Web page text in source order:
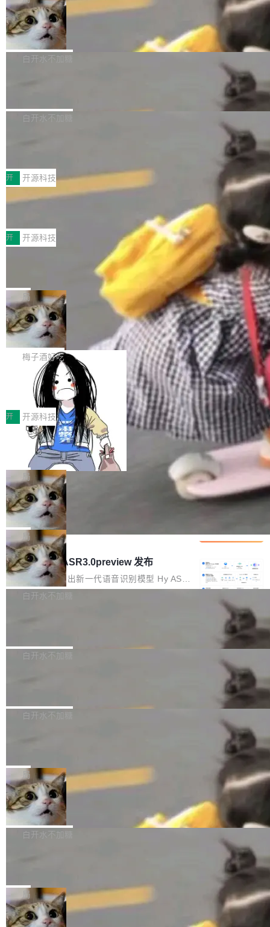
aDB 捕获 commit 之间的每一次操作，...
bet、微软以及 Meta 等传统科技巨头相比，Spa
ceXAI的资金消耗速度尤为引人瞩目。然而，支
撑庞大支出的资金来源却呈现出截然不同的面
貌。数据显示，微软和 Meta 主要依托充沛的经
1.2，驱动这个 agent 的新模型。一句话概括：
你可以用 curl -fsSL https://dev.meta.ai/install.
sh | bash 安装一个能在大项目里自动规划、写
代码、验证结果的 AI 终端工具。 据介绍，Muse
个主 agent 循环，外加一组后台 agent。这些后
美团开源 LoHoSearch，用知识图谱校
准 AI 能力认知
机器出题的前提，是让机器拥有全局视野。整个
构建流程可以分为四个环节：建图 → 控制难度
白开水不加糖
库，并将作为transport接入Mooncake TENT。
MPComm将作为一种传输引擎接入Mooncake T
ENT，实现零拷贝传输性能提升30%、非零拷贝
传输性能最高提升5倍。UCL-MPComm底层基
于自研UCL-Engine通信引擎，后续腾讯网平将
持续开源更多基于UCL-Engine的高性能通信组
件。 腾讯网平团队在UCL-MPComm中实现了一
个独立于业务线程的全局通信引擎（Engine），
白开水不加糖
型案例入选名单》，深信服“面向企业研发场景的
开源 AI 编程平台 CoStrict 应用”凭借卓越的技术
创新与落地成效成功入选。 全链路私有化部署，
助力企业AI研发安全落地 当前，越来越多企业已
经开始引入 AI Coding 工具，通过调用公有云模
型或企业内部部署模型提升研发效率。但随着 AI
Coding 从个人辅助工具逐步走向团队级、组织
级应用，企业在规模化落地过程中，对安全性、
可控性和代码质量提出了更高要求。 首先是数据
安全与合规要求。对于大多数普通研发场景，公
有云模型能够满足快速试用和效率提升的需求。
但对于金融、能源、医疗等对数据安全要求较...
开 开源科技
深信服AI算力网关入选工信部人工智能
前不久，工业和信息化部正式发布《2025年人工
智能应用典型案例名单》，集中展示人工智能在
各领域的应用成果，覆盖技术底座、行业赋能、
产品应用、支撑保障、专题等五大方向。深信服
AI算力网关（AI创新平台）成功入选！ 随着各行
各业的Agent走向规模化建设，算力构成形态逐
渐丰富，用户关注的重点也在发生变化：不只是
让AI用起来，还要进一步看清混合算力时代下，
Token花在哪里、算力是否被充分利用，以及持
续增长的AI成本该如何优化。 深信服AI算力网关
正是围绕这些实际问题，从Token治理和成本治
理两个方面，让用户的每一份算力都看得清、管
得住、用得稳、省得下、更安全！ 一、从现在开
始，Token使用一目...
开 开源科技
Jeff Dean 离开 Google：一个时代的结
束，一个实验室的开始
Google 员工编号 20。MapReduce 作者之一。
Bigtable 作者之一。TensorFlow 的作者之一。
Gemini 的架构师。Google 首席科学家。 Jeff D
ean 在 Google 工作了 27 年后，宣布离职。 他
不是一个人走。一同离开的还有 Sanjay Ghema
wat（Google 员工编号 23，Jeff Dean 二十多
年的编程搭档，MapReduce 和 Bigtable 的共同
作者）、Quoc Le（Google 大脑核心成员，Se
q2Seq 和 DocAI 的共同发明人）以及 Oriol Vin
yals（Gemini 联合负责人，AlphaSta...
局
🔥 SolonCode v2026.8.4 发布：界面
字体可调、22 种语言、记忆搜索增强
打开终端就能上岗的全中文编码智能体，这一轮
把「看得清、用母语、记得住」三件事一次补
齐。 SolonCode 是什么 SolonCode 是杭州无
耳科技研发的企业级终端编码智能体——一位全
中文驱动的数字员工，自主理解需求、规划步
骤、编写代码。不挑模型、不挑平台，curl 一行
装完即用。 开源地址：Gitee · GitCode · GitHu
b 安装 支持 Java 8+（8~26）、macOS / Linu
x / Windows / Harmony PC。 # macOS / Linu
x / Harmony PC curl -fsSL https://solon.noea
r.org/solon...
梅子酒好吃
让“代码语义理解”深度释放AI Coding
价值潜能：华为云码道（CodeArts）
代码仓技术解析
一、代码仓深度理解技术的作用与价值 在软件工
程实践中，代码仓是企业核心知识资产的主要载
体。企业级代码仓库通常包含数十万乃至数百万
个文件，其规模远超单次模型调用可承载的上下
文窗口。随着项目规模的持续扩张与代码历史的
不断累积，代码仓中的模块关系、接口契约、业
务逻辑等关键信息往往分散于数十乃至数百个文
件之中，形成高度复杂的知识关联网络。传统的
代码检索手段（如关键词匹配、目录遍历）仅能
在语法层面完成文本定位，难以触及代码的语义
内涵与结构关联，导致开发者使用代码智能体在
理解大规模代码仓时面临显著"代码仓理解"瓶
颈。 代码仓深度理解服务（以下简称" CodeBas
e深度理解服务"）是华为云码道（CodeA...
开 开源科技
一条“删库”命令跑 17 小时，算法工程
师删光 89TB 数据只为干私活
最高人民检察院8月4日公布了一起案件：北京一
名90后算法工程师王某，为了给自己接的私活腾
服务器空间，删光了公司AI游戏部门的全部核心
数据。 王某2024年1月入职东城区某科技公司AI
短剧部门，有互联网大厂背景。在公司内部架构
调整期间，部门三次通知全员将数据从A集群迁
移到B集群，王某都回复了"收到"。 他没有迁移
数据。2024年9月3日下午4点，他使用此前登录
的账号密码进入A集群，输入了一条被程序员圈
称为"删库跑路"的命令——最高管理员权限、无
自研的多个文生3D和...
局
Cloudflare 分享推理优化实践：KV ca
che 量化 + 权重压缩，吞吐量提升 4
1%，成本降 30%
Kimi 和 GLM 是当前最强的大模型系列之一，但
它们有一个共同的问题：太吃显存了。月之暗面
的 Kimi K 系列和智谱的 GLM 都是长上下文、M
oE 架构的大模型，好用到让人上瘾，但 GPU 显
存永远不够用。 Cloudflare 的 Workers AI 团队
一直在跑这些模型的推理。他们在官方博客上发
整性保护。效果是：吞吐量提升 41%，每 token
局
腾讯混元 Hy ASR3.0preview 发布
腾讯混元正式推出新一代语音识别模型 Hy ASR
3.0preview。基于最新一代大语言模型 Hy3 的
让语音识别不再只是听清，而是真正听懂。通过
w 不要求标准普通话，方言识别覆盖粤语、吴语
白开水不加糖
新和少量网页兼容性修复版本。 Changes/fixe
容提供的字体时出现的几个问题 为避免音频加
质的最低采样率）的音频格式将被拒绝 修复了 C
SS 圆角虚线样式中可能存在的问题 如果表单中
的图像元素不在同一个子树中，则它们将不再关
联 加...
白开水不加糖
发布的 Release Notes，他利用 AI 工具（如 Co
最强的若干项。对于尚未正式发版的 PG 19，则
通过拉取过去一年内（从 PG 18 Beta1 时间点
至今）的所有 commit，同样交由 AI 分析提炼。
经过人工复核，准确度令人满意。这一方法也为
社区爱好者提供了高效跟踪新版本的思路。
白开水不加糖
维护工作一直与我的日常工作、家务、社交生活
和休闲娱乐竞争时间。" 这是 libexpat 维护者 S
ebastian Pipping 写在博客里的话。8 月 4 日，
他宣布了一个新消息：从 2026 年 8 月 1 日起，
他可以全职维护 libexpat 了，最长 6 个月。发
库之一。你的操作系统、浏览器、无数的基础设
施软件，很可能都在用它。而过去十年，维护它
的人一直在用业余...
局
Firefox 153.0.3 发布
Firefox 153.0.3 现已发布，具体更新内容如
下： New Smart Window 包含多项增强功能：
gi?id=2019042">Bug&nbsp;2019042</a>）</l
i> <li>现在，助手可以直接使用 Exa 的网络搜索
结果回答问题，而无需将问题转交给搜索引擎。
白开水不加糖
的 npm 包。项目的核心论点是：容器不适合 Ag
ent 计算。真正适合的，是 Isolate。 Cloudflare
工程师在这件事上没什么可谦虚的——他们用 W
局
OpenAI 公开邮件和聊天记录回应苹果